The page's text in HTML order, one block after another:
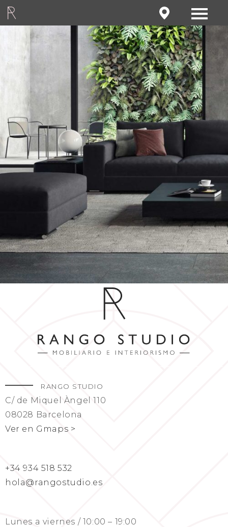
RANGO STUDIO
C/ de Miquel Àngel 110
08028 Barcelona
Ver en Gmaps >
+34 934 518 532
hola@rangostudio.es
Lunes a viernes / 10:00 – 19:00